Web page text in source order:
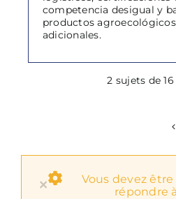
competencia desigual y
productos
adicionales.
2 sujets de
×
Vous devez
répondre